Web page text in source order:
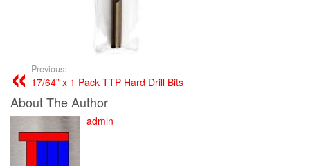
Previous:
17/64” x 1 Pack TTP Hard Drill Bits
About The Author
admin